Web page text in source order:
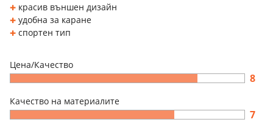
красив външен дизайн
удобна за каране
спортен тип
Цена/Качество
8
Качество на материалите
7